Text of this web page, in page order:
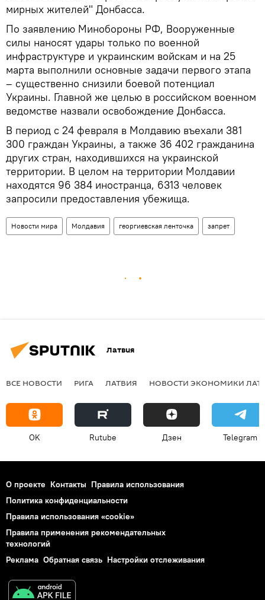
мирных жителей" Донбасса.
По заявлению Минобороны РФ, Вооруженные
силы наносят удары только по военной
инфраструктуре и украинским войскам и на 25
марта выполнили основные задачи первого этапа
– существенно снизили боевой потенциал
Украины. Главной же целью в российском военном
ведомстве назвали освобождение Донбасса.
В период с 24 февраля в Молдавию въехали 381
300 граждан Украины, а также 36 402 гражданина
других стран, находившихся на украинской
территории. В целом на территории Молдавии
находятся 96 384 иностранца, 6313 человек
запросили предоставления убежища.
Новости мира Молдавия георгиевская ленточка запрет
Латвия
ВСЕ НОВОСТИ РИГА ЛАТВИЯ НОВОСТИ ЭКОНОМИКИ
OK Rutube Дзен Telegram
О проекте Контакты Правила использования
Политика конфиденциальности
Правила использования «cookie»
Правила применения рекомендательных
технологий
Реклама Обратная связь Настройки отслеживания